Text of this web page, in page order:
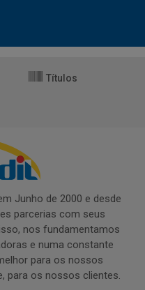
Títulos
Junho de 2000 e desde
parcerias com seus
nos fundamentamos
e numa constante
para os nossos
para os nossos clientes.